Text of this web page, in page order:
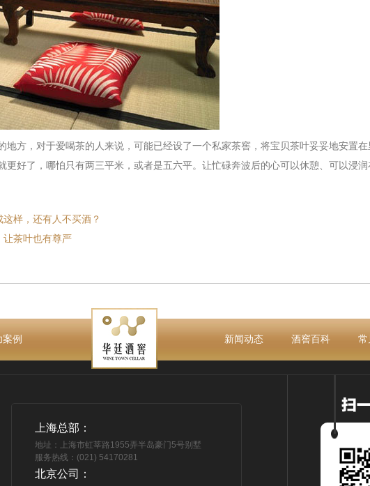
方，对于爱喝茶的人来说，可能已经设了一个私家茶窖，将宝贝茶叶妥妥地安置在
更好了，哪怕只有两三平米，或者是五六平。让忙碌奔波后的心可以休憩、可以浸
这样，还有人不买酒？
让茶叶也有尊严
案例 新闻动态 酒窖百科 常
上海总部：
地址：上海市虹莘路1955弄半岛豪门5号别墅
服务热线：(021) 54170281
北京公司：